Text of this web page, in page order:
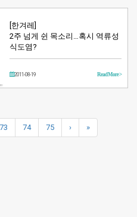
[한겨레]
2주 넘게 쉰 목소리…혹시 역류성
식도염?
2011-08-19 Read More >
73 74 75 › »